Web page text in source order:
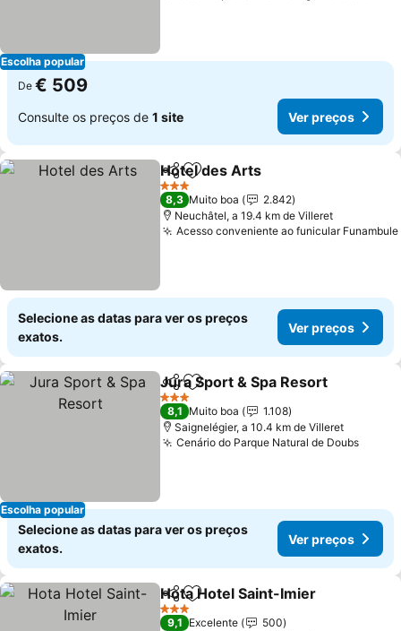
Escolha popular
De € 509
Consulte os preços de 1 site Ver preços
PartilharAdicionar aos favoritos
Hotel des Arts
3 Estrelas
8,3 Muito boa
2.842
Neuchâtel, a 19.4 km de Villeret
Acesso conveniente ao funicular Funambule
Selecione as datas para ver os preços
exatos.
Ver preços
Escolha popular
PartilharAdicionar aos favoritos
Jura Sport & Spa Resort
3 Estrelas
8,1 Muito boa
1.108
Saignelégier, a 10.4 km de Villeret
Cenário do Parque Natural de Doubs
Selecione as datas para ver os preços
exatos.
Ver preços
PartilharAdicionar aos favoritos
Hota Hotel Saint-Imier
3 Estrelas
9,1 Excelente
500